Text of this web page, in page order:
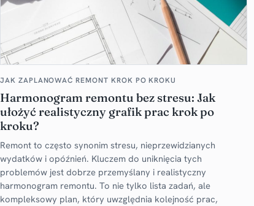
JAK ZAPLANOWAĆ REMONT KROK PO KROKU
Harmonogram remontu bez stresu: Jak
ułożyć realistyczny grafik prac krok po
kroku?
Remont to często synonim stresu, nieprzewidzianych
wydatków i opóźnień. Kluczem do uniknięcia tych
problemów jest dobrze przemyślany i realistyczny
harmonogram remontu. To nie tylko lista zadań, ale
kompleksowy plan, który uwzględnia kolejność prac,